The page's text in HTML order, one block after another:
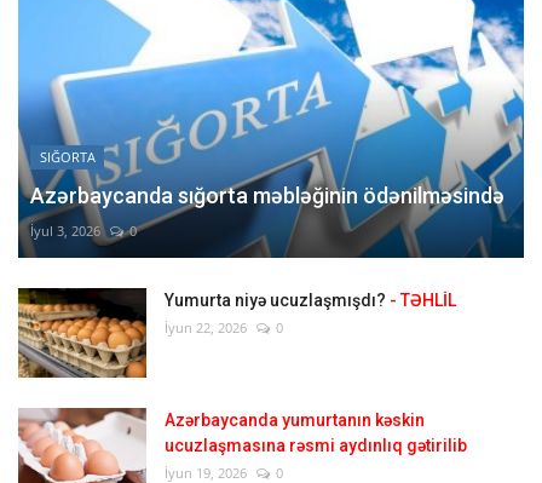
SIĞORTA
Azərbaycanda sığorta məbləğinin ödənilməsində
İyul 3, 2026 0
Yumurta niyə ucuzlaşmışdı? - TƏHLİL
İyun 22, 2026 0
Azərbaycanda yumurtanın kəskin
ucuzlaşmasına rəsmi aydınlıq gətirilib
İyun 19, 2026 0